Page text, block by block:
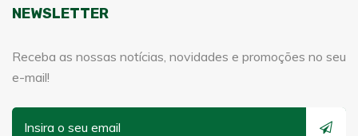
NEWSLETTER
Receba as nossas notícias, novidades e promoções no seu
e-mail!